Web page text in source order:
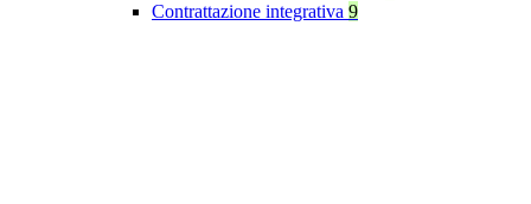
Contrattazione integrativa 9